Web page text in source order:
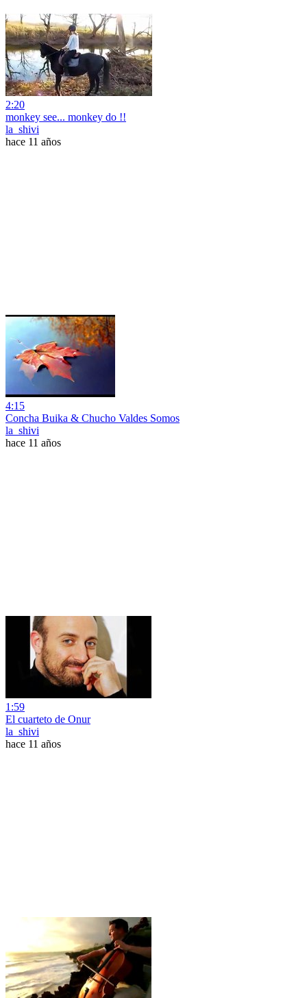
2:20
monkey see... monkey do !!
la_shivi
hace 11 años
4:15
Concha Buika & Chucho Valdes Somos
la_shivi
hace 11 años
1:59
El cuarteto de Onur
la_shivi
hace 11 años